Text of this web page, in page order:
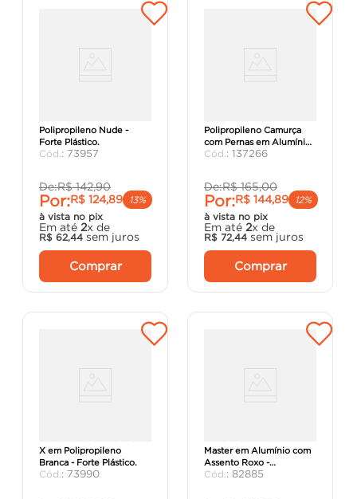
Polipropileno Nude -
Forte Plástico.
: 73957
De:R$ 142,90
Por:R$ 124,89
13%
à vista no pix
Em até 2x de
R$ 62,44 sem juros
Comprar
Polipropileno Camurça
com Pernas em Alumínio -
Tramontina.
: 137266
De:R$ 165,00
Por:R$ 144,89
12%
à vista no pix
Em até 2x de
R$ 72,44 sem juros
Comprar
X em Polipropileno
Branca - Forte Plástico.
: 73990
Master em Alumínio com
Assento Roxo -
Tramontina.
: 82885